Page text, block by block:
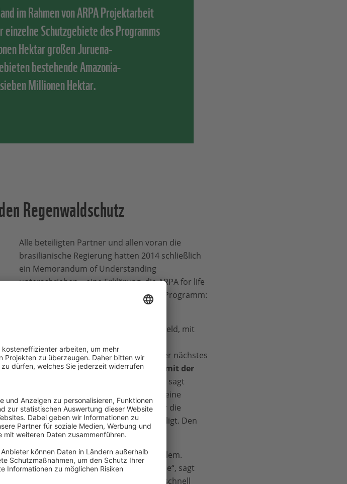
im Rahmen von ARPA Projektarbeit
Schutzgebiete des Programms
Hektar großen Juruena-
bestehende Amazonia-
Millionen Hektar.
Regenwaldschutz
Alle beteiligten Partner und allen voran die
brasilianische Regierung hatten 2014 schließlich
ein Memorandum of Understanding
unterschrieben – eine Erklärung, die ARPA for life
endgültig besiegelte. Ein Name wurde Programm:
ARPA for life erhält ARPA am Leben.
„Nach mehr als zehn Jahren Arbeit im Feld, mit
brasilianischen Regierung musste unser nächstes
großes Ziel sein, dasProgramm auch mit der
“, sagt
Roberto Maldonado. „Und zwar durch eine
öffentlich-private Partnerschaft, an der die
internationale Gemeinschaft sich beteiligt. Den
selbst tragen.“
als zehn Jahre ein chronisches Finanzproblem.
abzusehen, dass sich das ändern würde“, sagt
und die schnell